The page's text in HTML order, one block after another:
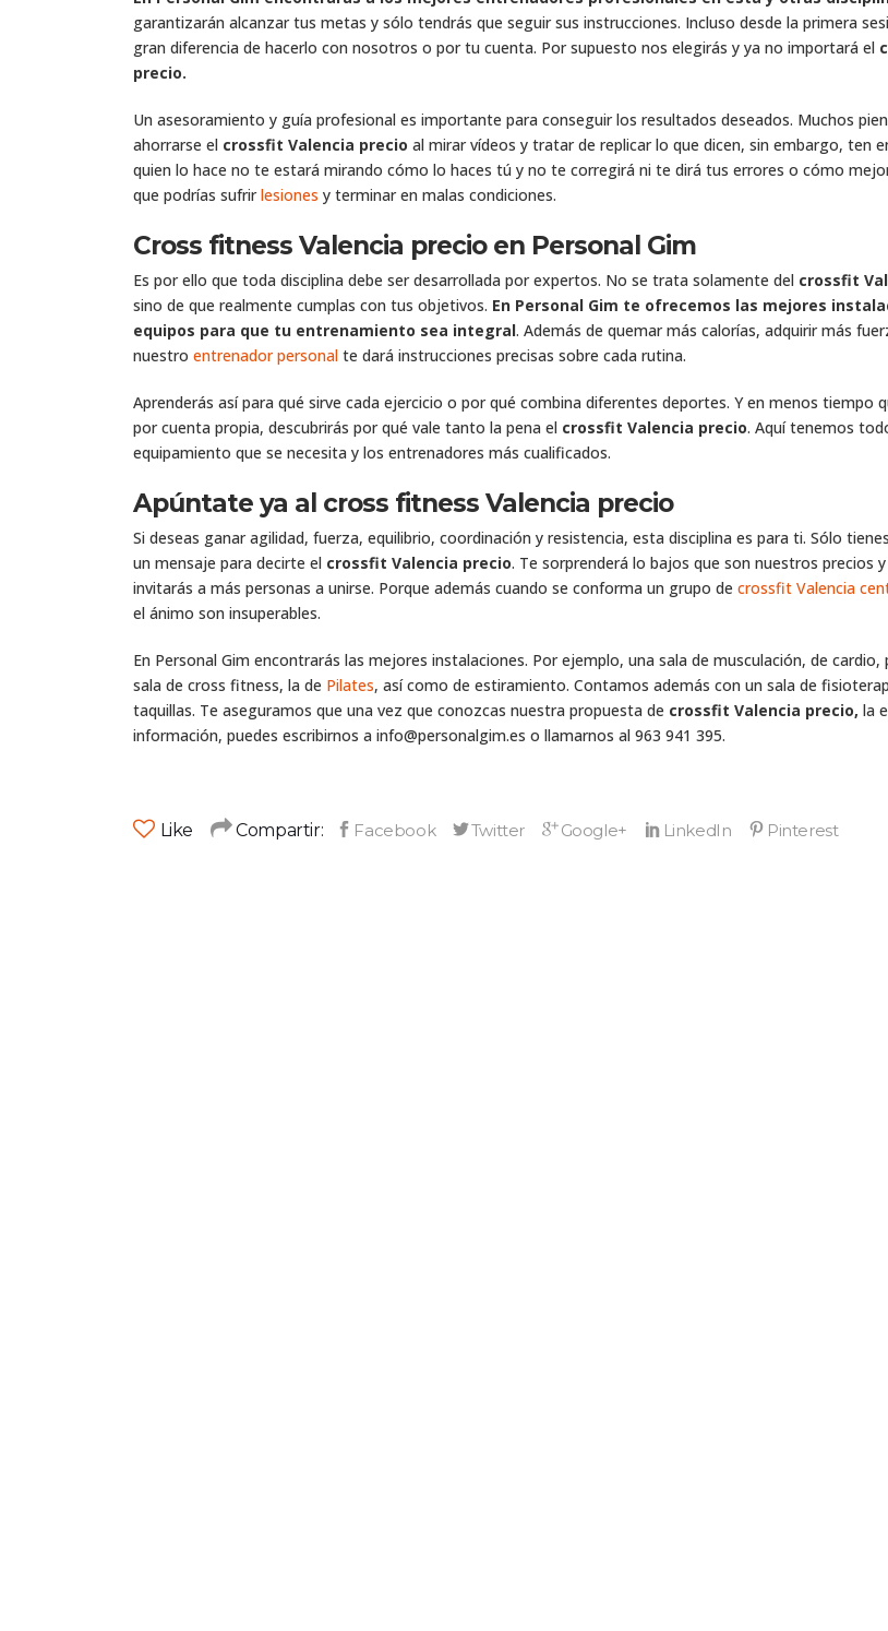
garantizarán alcanzar tus metas y sólo tendrás que seguir sus instrucciones. Incluso desde la primera
gran diferencia de hacerlo con nosotros o por tu cuenta. Por supuesto nos elegirás y ya no importará el
precio.
Un asesoramiento y guía profesional es importante para conseguir los resultados deseados. Muchos
ahorrarse el crossfit Valencia precio al mirar vídeos y tratar de replicar lo que dicen, sin embargo, ten
quien lo hace no te estará mirando cómo lo haces tú y no te corregirá ni te dirá tus errores o cómo
que podrías sufrirlesiones y terminar en malas condiciones.
Cross fitness Valencia precio en Personal Gim
Es por ello que toda disciplina debe ser desarrollada por expertos. No se trata solamente del crossfit
sino de que realmente cumplas con tus objetivos. En Personal Gim te ofrecemos las mejores
equipos para que tu entrenamiento sea integral. Además de quemar más calorías, adquirir más
nuestro entrenador personal te dará instrucciones precisas sobre cada rutina.
Aprenderás así para qué sirve cada ejercicio o por qué combina diferentes deportes. Y en menos tiempo
por cuenta propia, descubrirás por qué vale tanto la pena el crossfit Valencia precio. Aquí tenemos
equipamiento que se necesita y los entrenadores más cualificados.
Apúntate ya al cross fitness Valencia precio
Si deseas ganar agilidad, fuerza, equilibrio, coordinación y resistencia, esta disciplina es para ti. Sólo
un mensaje para decirte el crossfit Valencia precio. Te sorprenderá lo bajos que son nuestros precios
invitarás a más personas a unirse. Porque además cuando se conforma un grupo de crossfit Valencia
el ánimo son insuperables.
En Personal Gim encontrarás las mejores instalaciones. Por ejemplo, una sala de musculación, de cardio,
sala de cross fitness, la de Pilates, así como de estiramiento. Contamos además con un sala de
taquillas. Te aseguramos que una vez que conozcas nuestra propuesta de crossfit Valencia precio, la
información, puedes escribirnos a info@personalgim.es o llamarnos al 963 941 395.
Like Compartir: